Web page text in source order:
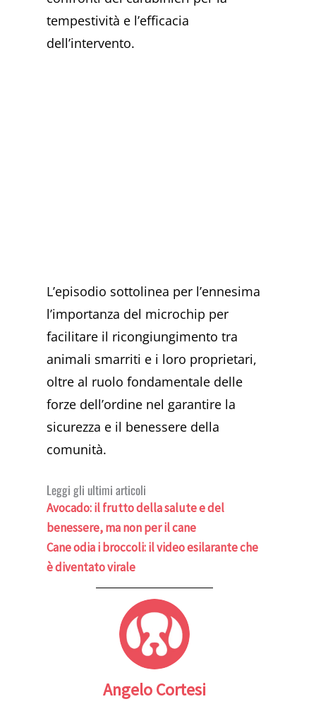
tempestività e l’efficacia
dell’intervento.
L’episodio sottolinea per l’ennesima
l’importanza del microchip per
facilitare il ricongiungimento tra
animali smarriti e i loro proprietari,
oltre al ruolo fondamentale delle
forze dell’ordine nel garantire la
sicurezza e il benessere della
comunità.
Leggi gli ultimi articoli
Avocado: il frutto della salute e del
benessere, ma non per il cane
Cane odia i broccoli: il video esilarante che
è diventato virale
Angelo Cortesi